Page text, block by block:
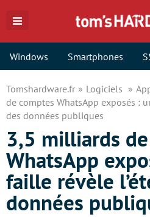
Windows Smartphones
Tomshardware.fr Logiciels
de comptes WhatsApp exposés :
des données publiques
3,5 milliards
WhatsApp
faille révèle
données